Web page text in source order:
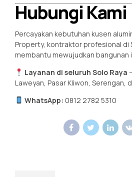
Hubungi Kami
Percayakan kebutuhan kusen
Property, kontraktor profesional di
membantu mewujudkan bangunan
Layanan di seluruh Solo Raya
Laweyan, Pasar Kliwon, Serengan,
WhatsApp: 0812 2782 5310